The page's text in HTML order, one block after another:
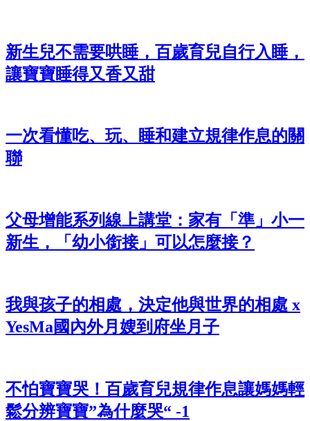
新生兒不需要哄睡，百歲育兒自行入睡，
讓寶寶睡得又香又甜
一次看懂吃、玩、睡和建立規律作息的關
聯
父母增能系列線上講堂：家有「準」小一
新生，「幼小銜接」可以怎麼接？
我與孩子的相處，決定他與世界的相處 x
YesMa國內外月嫂到府坐月子
不怕寶寶哭！百歲育兒規律作息讓媽媽輕
鬆分辨寶寶”為什麼哭“ -1